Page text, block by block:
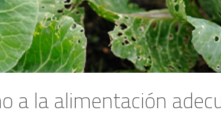
a la alimentación